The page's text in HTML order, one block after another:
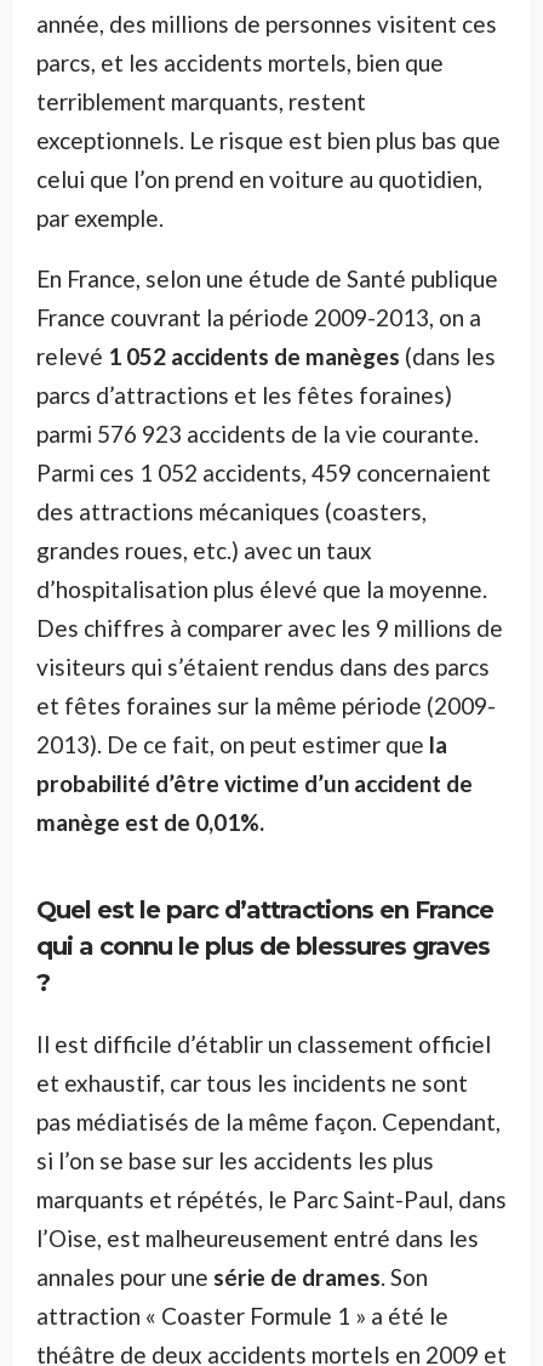
année, des millions de personnes visitent ces
parcs, et les accidents mortels, bien que
terriblement marquants, restent
exceptionnels. Le risque est bien plus bas que
celui que l’on prend en voiture au quotidien,
par exemple.
En France, selon une étude de Santé publique
France couvrant la période 2009-2013, on a
relevé 1 052 accidents de manèges (dans les
parcs d’attractions et les fêtes foraines)
parmi 576 923 accidents de la vie courante.
Parmi ces 1 052 accidents, 459 concernaient
des attractions mécaniques (coasters,
grandes roues, etc.) avec un taux
d’hospitalisation plus élevé que la moyenne.
Des chiffres à comparer avec les 9 millions de
visiteurs qui s’étaient rendus dans des parcs
et fêtes foraines sur la même période (2009-
2013). De ce fait, on peut estimer que la
probabilité d’être victime d’un accident de
manège est de 0,01%.
Quel est le parc d’attractions en France
qui a connu le plus de blessures graves
?
Il est difficile d’établir un classement officiel
et exhaustif, car tous les incidents ne sont
pas médiatisés de la même façon. Cependant,
si l’on se base sur les accidents les plus
marquants et répétés, le Parc Saint-Paul, dans
l’Oise, est malheureusement entré dans les
annales pour une série de drames . Son
attraction « Coaster Formule 1 » a été le
théâtre de deux accidents mortels en 2009 et